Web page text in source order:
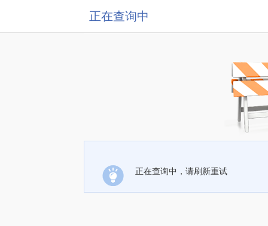
正在查询中
正在查询中，请刷新重试